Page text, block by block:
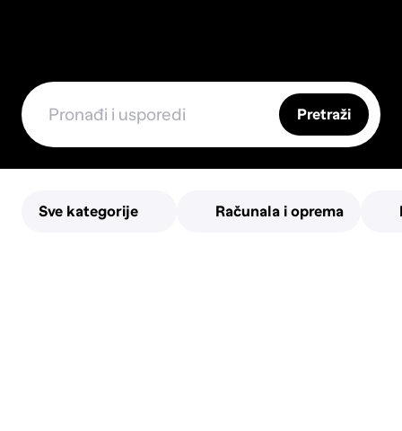
Pretraži
Sve kategorije Računala i oprema